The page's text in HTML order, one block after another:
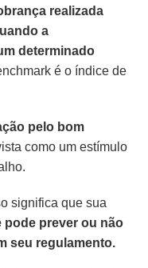
realizada
a
determinado
é o índice de
pelo bom
como um estímulo
significa que sua
pode prever ou não
seu regulamento.